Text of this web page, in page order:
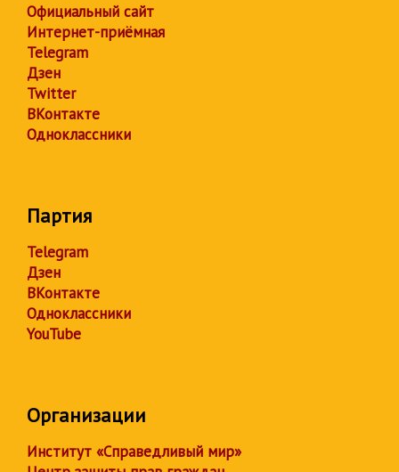
Официальный сайт
Интернет-приёмная
Telegram
Дзен
Twitter
ВКонтакте
Одноклассники
Партия
Telegram
Дзен
ВКонтакте
Одноклассники
YouTube
Организации
Институт «Справедливый мир»